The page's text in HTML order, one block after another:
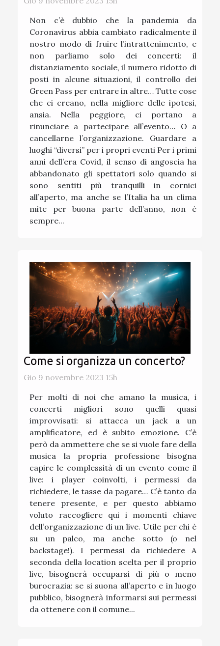
Non c’è dubbio che la pandemia da
Coronavirus abbia cambiato radicalmente il
nostro modo di fruire l’intrattenimento, e
non parliamo solo dei concerti: il
distanziamento sociale, il numero ridotto di
posti in alcune situazioni, il controllo dei
Green Pass per entrare in altre… Tutte cose
che ci creano, nella migliore delle ipotesi,
ansia. Nella peggiore, ci portano a
rinunciare a partecipare all’evento… O a
cancellarne l’organizzazione. Guardare a
luoghi “diversi” per i propri eventi Per i primi
anni dell’era Covid, il senso di angoscia ha
abbandonato gli spettatori solo quando si
sono sentiti più tranquilli in cornici
all’aperto, ma anche se l’Italia ha un clima
mite per buona parte dell’anno, non è
sempre...
Come si organizza un concerto?
Gio 9 novembre 2023 15h
Per molti di noi che amano la musica, i
concerti migliori sono quelli quasi
improvvisati: si attacca un jack a un
amplificatore, ed è subito emozione. C’è
però da ammettere che se si vuole fare della
musica la propria professione bisogna
capire le complessità di un evento come il
live: i player coinvolti, i permessi da
richiedere, le tasse da pagare… C’è tanto da
tenere presente, e per questo abbiamo
voluto raccogliere qui i momenti chiave
dell’organizzazione di un live. Utile per chi è
su un palco, ma anche sotto (o nel
backstage!). I permessi da richiedere A
seconda della location scelta per il proprio
live, bisognerà occuparsi di più o meno
burocrazia: se si suona all’aperto e in luogo
pubblico, bisognerà informarsi sui permessi
da ottenere con il comune...